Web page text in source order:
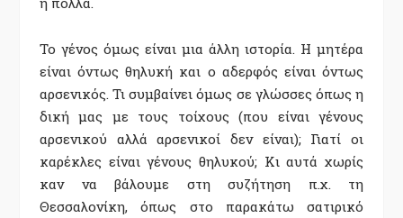
Το γένος όμως είναι μια άλλη ιστορία. Η μητέρα
είναι όντως θηλυκή και ο αδερφός είναι όντως
αρσενικός. Τι συμβαίνει όμως σε γλώσσες όπως η
δική μας με τους τοίχους (που είναι γένους
αρσενικού αλλά αρσενικοί δεν είναι); Γιατί οι
καρέκλες είναι γένους θηλυκού; Κι αυτά χωρίς
καν να βάλουμε στη συζήτηση π.χ. τη
Θεσσαλονίκη, όπως στο παρακάτω σατιρικό